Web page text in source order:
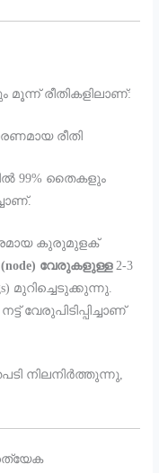
രീതികളിലാണ്:
രീതി
99% തൈകളും
കുരുമുളക്
വേരുകളുള്ള2-3
മുറിച്ചെടുക്കുന്നു.
വേരുപിടിപ്പിച്ചാണ്
നിലനിർത്തുന്നു,